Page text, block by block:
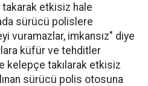
etkisiz hale
sürücü polislere
vuramazlar, imkansız" diye
küfür ve tehditler
kelepçe takılarak etkisiz
sürücü polis otosuna